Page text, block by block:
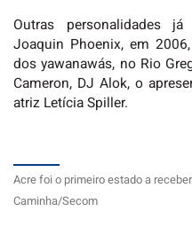
Outras personalidades
Joaquin Phoenix, em
dos yawanawás, no Rio
Cameron, DJ Alok, o
atriz Letícia Spiller.
Acre foi o primeiro estado a
Caminha/Secom